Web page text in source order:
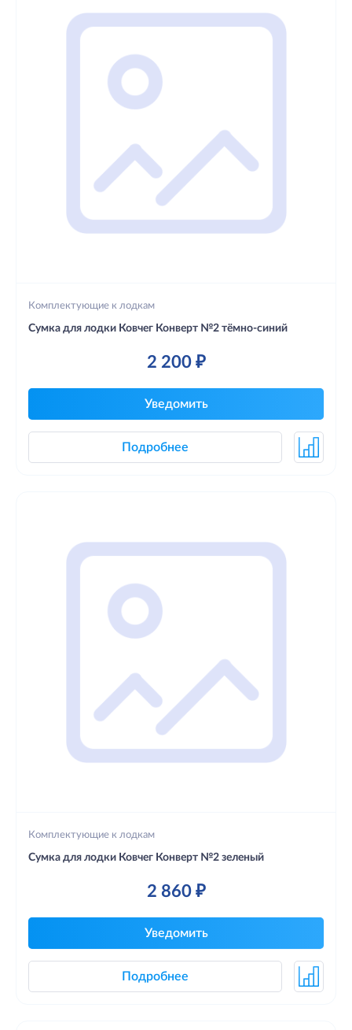
Комплектующие к лодкам
Сумка для лодки Ковчег Конверт №2 тёмно-синий
2 200 ₽
Уведомить
Подробнее
Комплектующие к лодкам
Сумка для лодки Ковчег Конверт №2 зеленый
2 860 ₽
Уведомить
Подробнее